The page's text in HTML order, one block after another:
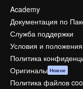
Academy
Документация по
Служба поддержки
Условия и положения
Политика
Оригиналы Новое
Политика файлов